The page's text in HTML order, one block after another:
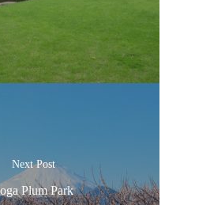
Next Post
Plum Park